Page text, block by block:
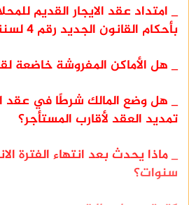
_ امتداد عقد الايجار القديم
بأحكام القانون الجديد رقم 4 لسنة 1996.
_ هل الأماكن المفروشة خاضعة
_ هل وضع المالك شرطًا في عقد
تمديد العقد لأقارب المستأجر؟
سنوات؟